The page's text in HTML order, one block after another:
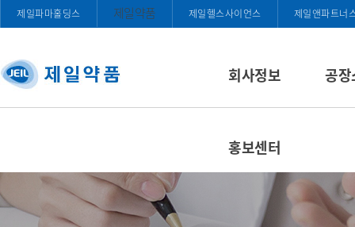
제일파마홀딩스 제일약품 제일헬스사이언스 제일앤파트너
회사정보 공
홍보센터